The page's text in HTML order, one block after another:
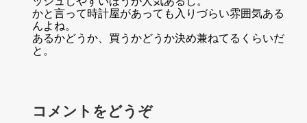
かと言って時計屋があっても入りづらい雰囲気ある
んよね。
あるかどうか、買うかどうか決め兼ねてるくらいだ
と。
コメントをどうぞ